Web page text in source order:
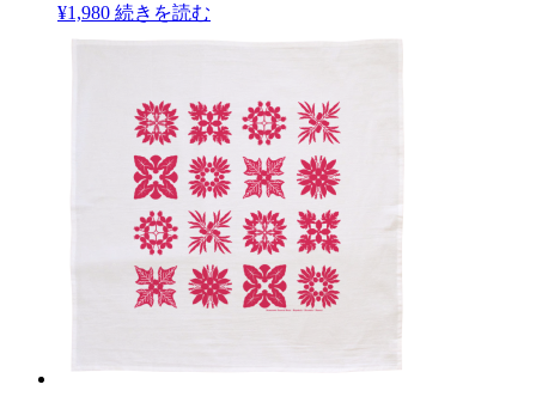
¥1,980 続きを読む